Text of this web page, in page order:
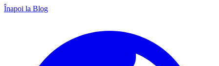
Înapoi la Blog